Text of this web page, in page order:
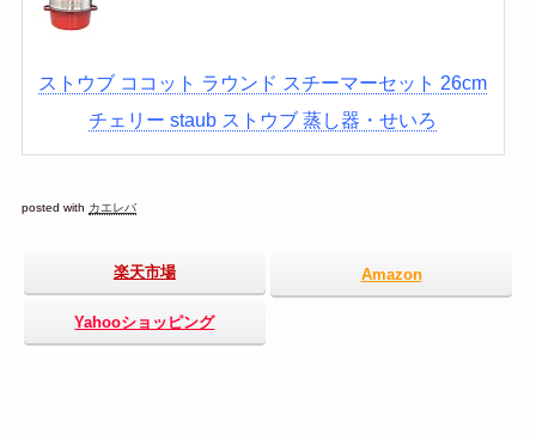
ストウブ ココット ラウンド スチーマーセット 26cm
チェリー staub ストウブ 蒸し器・せいろ
posted with カエレバ
楽天市場 Amazon
Yahooショッピング